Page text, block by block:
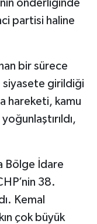
önderliğinde
partisi haline
bir sürece
siyasete girildiği
hareketi, kamu
Bölge İdare
38.
Kemal
çok büyük